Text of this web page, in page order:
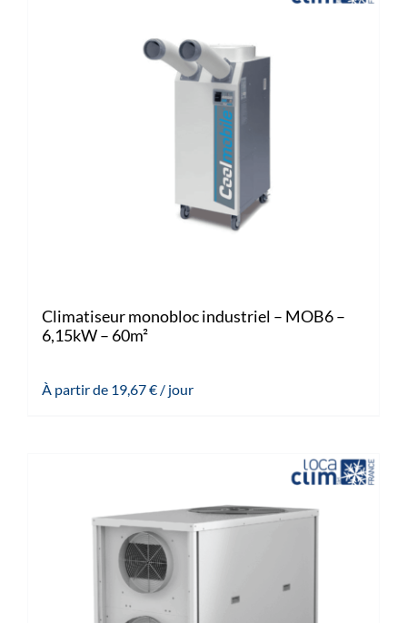
Climatiseur monobloc industriel – MOB6 –
6,15kW – 60m²
À partir de 19,67€/ jour